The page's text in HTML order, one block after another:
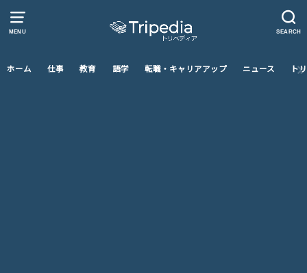
MENU SEARCH
ホーム 仕事 教育 語学 転職・キャリアアップ ニュース ト